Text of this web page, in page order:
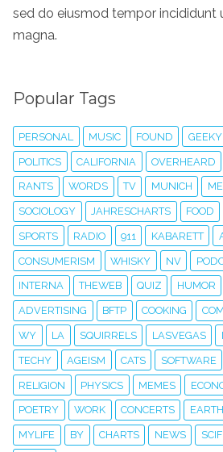
sed do eiusmod tempor incididunt
magna.
Popular Tags
PERSONAL MUSIC FOUND GEEKY
POLITICS CALIFORNIA OVERHEARD
RANTS WORDS TV MUNICH
SOCIOLOGY JAHRESCHARTS FOOD
SPORTS RADIO 911 KABARETT
CONSUMERISM WHISKY NV
INTERNA THEWEB QUIZ HUMOR
ADVERTISING BFTP COOKING
WY LA SQUIRRELS LASVEGAS
TECHY AGEISM CATS SOFTWARE
RELIGION PHYSICS MEMES
POETRY WORK CONCERTS
MYLIFE BY CHARTS NEWS SCIFI